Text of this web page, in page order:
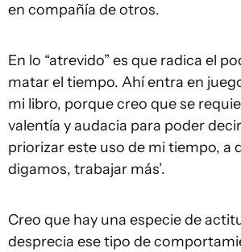
en compañía de otros.
En lo “atrevido” es que radica el
matar el tiempo. Ahí entra en
mi libro, porque creo que se
valentía y audacia para poder
priorizar este uso de mi tiempo, a
digamos, trabajar más’.
Creo que hay una especie de
desprecia ese tipo de